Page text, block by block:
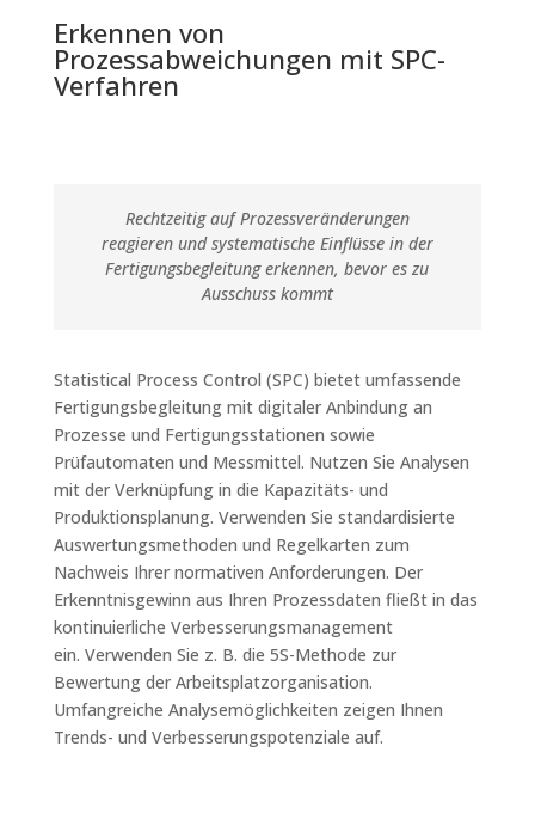
Erkennen von
Prozessabweichungen mit SPC-
Verfahren
Rechtzeitig auf Prozessveränderungen
reagieren und systematische Einflüsse in der
Fertigungsbegleitung erkennen, bevor es zu
Ausschuss kommt
Statistical Process Control (SPC) bietet umfassende
Fertigungsbegleitung mit digitaler Anbindung an
Prozesse und Fertigungsstationen sowie
Prüfautomaten und Messmittel. Nutzen Sie Analysen
mit der Verknüpfung in die Kapazitäts- und
Produktionsplanung. Verwenden Sie standardisierte
Auswertungsmethoden und Regelkarten zum
Nachweis Ihrer normativen Anforderungen. Der
Erkenntnisgewinn aus Ihren Prozessdaten fließt in das
kontinuierliche Verbesserungsmanagement
ein. Verwenden Sie z. B. die 5S-Methode zur
Bewertung der Arbeitsplatzorganisation.
Umfangreiche Analysemöglichkeiten zeigen Ihnen
Trends- und Verbesserungspotenziale auf.